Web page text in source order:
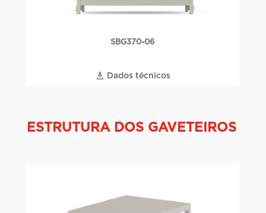
SBG370-06
Dados técnicos
ESTRUTURA DOS GAVETEIROS